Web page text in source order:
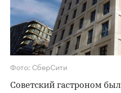
Фото: СберСити
Советский гастроном